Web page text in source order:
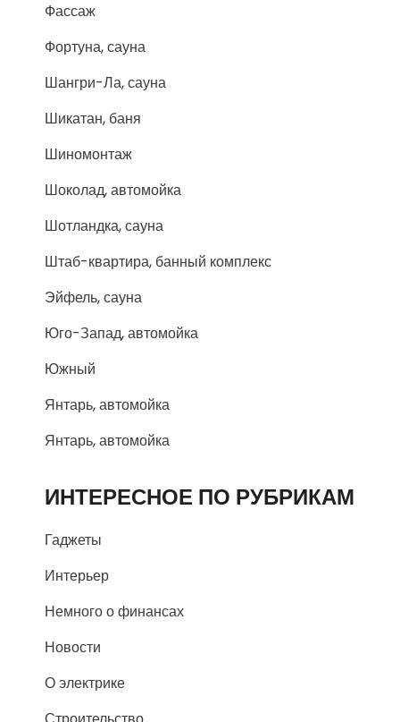
Фассаж
Фортуна, сауна
Шангри-Ла, сауна
Шикатан, баня
Шиномонтаж
Шоколад, автомойка
Шотландка, сауна
Штаб-квартира, банный комплекс
Эйфель, сауна
Юго-Запад, автомойка
Южный
Янтарь, автомойка
Янтарь, автомойка
ИНТЕРЕСНОЕ ПО РУБРИКАМ
Гаджеты
Интерьер
Немного о финансах
Новости
О электрике